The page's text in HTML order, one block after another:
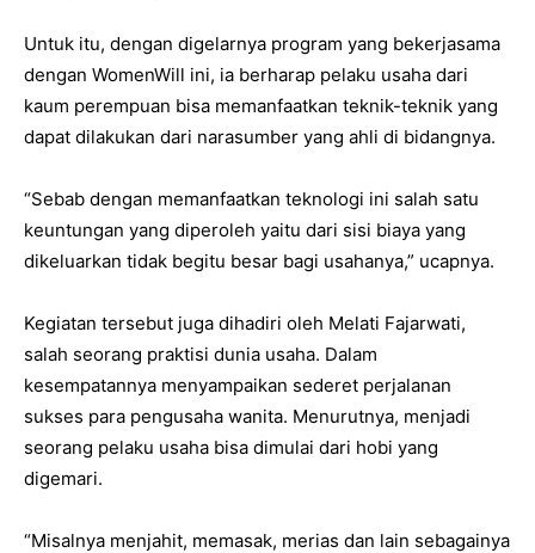
Untuk itu, dengan digelarnya program yang bekerjasama
dengan WomenWill ini, ia berharap pelaku usaha dari
kaum perempuan bisa memanfaatkan teknik-teknik yang
dapat dilakukan dari narasumber yang ahli di bidangnya.
“Sebab dengan memanfaatkan teknologi ini salah satu
keuntungan yang diperoleh yaitu dari sisi biaya yang
dikeluarkan tidak begitu besar bagi usahanya,” ucapnya.
Kegiatan tersebut juga dihadiri oleh Melati Fajarwati,
salah seorang praktisi dunia usaha. Dalam
kesempatannya menyampaikan sederet perjalanan
sukses para pengusaha wanita. Menurutnya, menjadi
seorang pelaku usaha bisa dimulai dari hobi yang
digemari.
“Misalnya menjahit, memasak, merias dan lain sebagainya